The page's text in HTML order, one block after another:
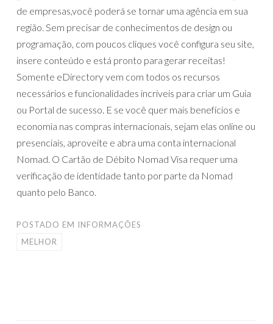
de empresas,você poderá se tornar uma agência em sua
região. Sem precisar de conhecimentos de design ou
programação, com poucos cliques você configura seu site,
insere conteúdo e está pronto para gerar receitas!
Somente eDirectory vem com todos os recursos
necessários e funcionalidades incríveis para criar um Guia
ou Portal de sucesso. E se você quer mais benefícios e
economia nas compras internacionais, sejam elas online ou
presenciais, aproveite e abra uma conta internacional
Nomad. O Cartão de Débito Nomad Visa requer uma
verificação de identidade tanto por parte da Nomad
quanto pelo Banco.
POSTADO EM INFORMAÇÕES
MELHOR